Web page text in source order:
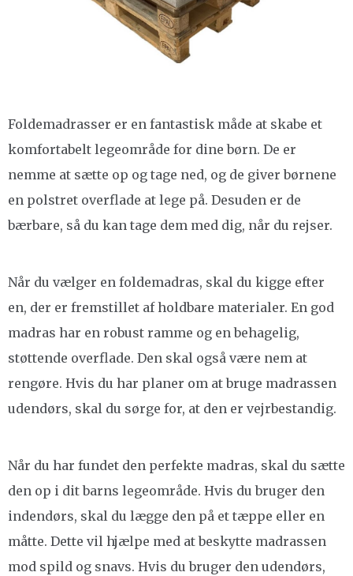
Foldemadrasser er en fantastisk måde at skabe et
komfortabelt legeområde for dine børn. De er
nemme at sætte op og tage ned, og de giver børnene
en polstret overflade at lege på. Desuden er de
bærbare, så du kan tage dem med dig, når du rejser.
Når du vælger en foldemadras, skal du kigge efter
en, der er fremstillet af holdbare materialer. En god
madras har en robust ramme og en behagelig,
støttende overflade. Den skal også være nem at
rengøre. Hvis du har planer om at bruge madrassen
udendørs, skal du sørge for, at den er vejrbestandig.
Når du har fundet den perfekte madras, skal du sætte
den op i dit barns legeområde. Hvis du bruger den
indendørs, skal du lægge den på et tæppe eller en
måtte. Dette vil hjælpe med at beskytte madrassen
mod spild og snavs. Hvis du bruger den udendørs,